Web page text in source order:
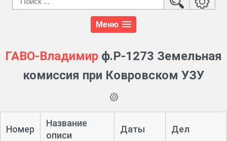
Меню
ГАВО-Владимир ф.Р-1273 Земельная
комиссия при Ковровском УЗУ
Номер
Название
описи
Даты Дел